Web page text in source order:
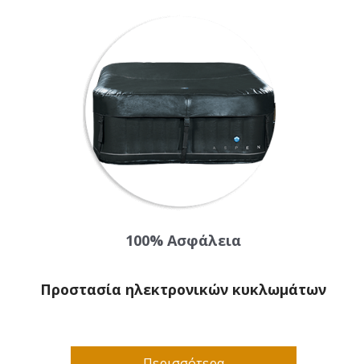
100% Ασφάλεια
Προστασία ηλεκτρονικών κυκλωμάτων